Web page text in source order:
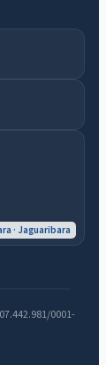
· Jaguaribara
0001-
Diário Oficial,